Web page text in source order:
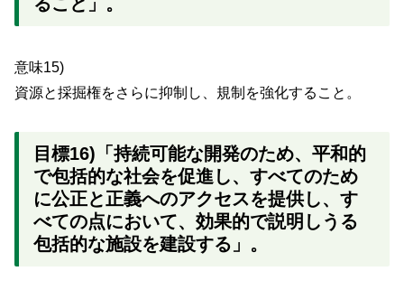
意味15)
資源と採掘権をさらに抑制し、規制を強化すること。
目標16)「持続可能な開発のため、平和的
で包括的な社会を促進し、すべてのため
に公正と正義へのアクセスを提供し、す
べての点において、効果的で説明しうる
包括的な施設を建設する」。